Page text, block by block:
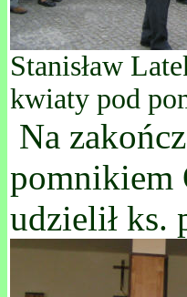
Stanisław
kwiaty pod
Na
pomnikiem
udzielił ks.